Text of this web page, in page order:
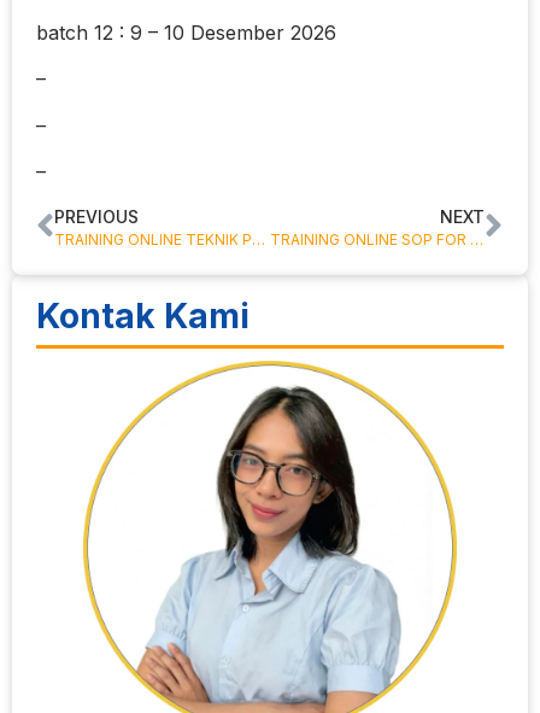
batch 12 : 9 – 10 Desember 2026
–
–
–
PREVIOUS
TRAINING ONLINE TEKNIK PENYUSUNAN ANGGARAN PROYEK
NEXT
TRAINING ONLINE SOP FOR HRD
Kontak Kami